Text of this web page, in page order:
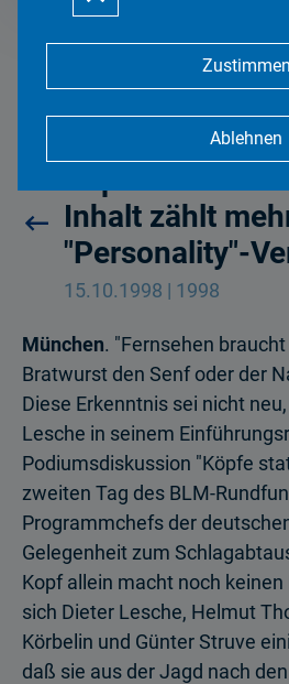
Zustimmen
Ablehnen
Inhalt zählt
"Personality"-
15.10.1998 | 1998
München. "Fernsehen
Bratwurst den Senf oder der
Diese Erkenntnis sei nicht
Lesche in seinem
Podiumsdiskussion "Köpfe
zweiten Tag des BLM-
Programmchefs der
Gelegenheit zum
Kopf allein macht noch keinen
sich Dieter Lesche, Helmut
Körbelin und Günter Struve
daß sie aus der Jagd nach